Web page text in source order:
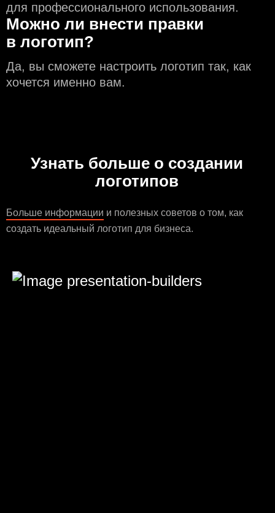
для профессионального использования.
Можно ли внести правки
в логотип?
Да, вы сможете настроить логотип так, как
хочется именно вам.
Узнать больше о создании
логотипов
Больше информации и полезных советов о том, как
создать идеальный логотип для бизнеса.